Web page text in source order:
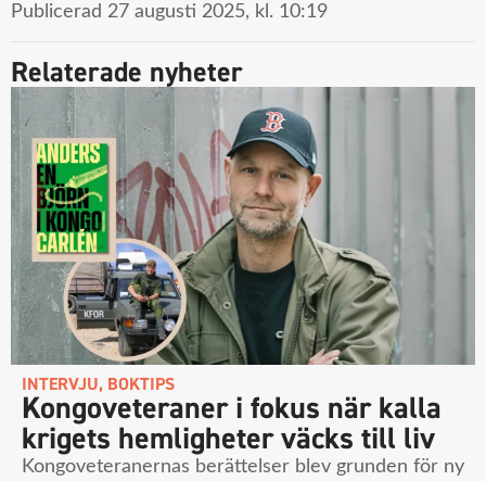
Publicerad 27 augusti 2025, kl. 10:19
Relaterade nyheter
INTERVJU, BOKTIPS
Kongoveteraner i fokus när kalla
krigets hemligheter väcks till liv
Kongoveteranernas berättelser blev grunden för ny